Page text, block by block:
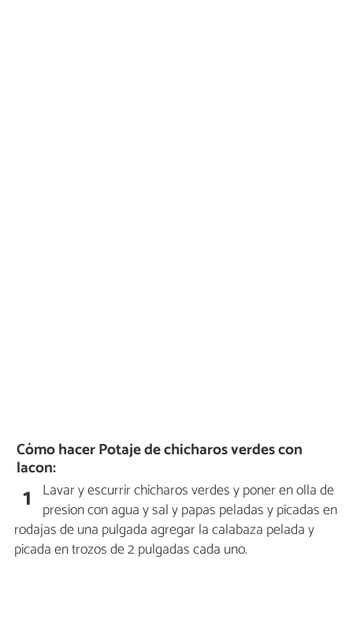
Cómo hacer Potaje de chicharos verdes con
lacon:
1 Lavar y escurrir chicharos verdes y poner en olla de
presion con agua y sal y papas peladas y picadas en
rodajas de una pulgada agregar la calabaza pelada y
picada en trozos de 2 pulgadas cada uno.